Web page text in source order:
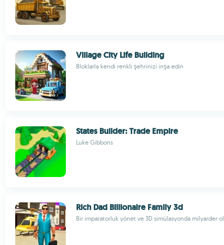
Village City Life Building
Bloklarla kendi renkli şehrinizi inşa edin
States Builder: Trade Empire
Luke Gibbons
Rich Dad Billionaire Family 3d
Bir imparatorluk yönet ve 3D simülasyonda milyarder ol